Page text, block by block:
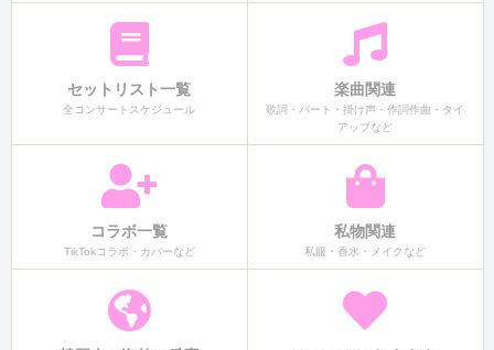
セットリスト一覧
全コンサートスケジュール
楽曲関連
歌詞・パート・掛け声・作詞作曲・タイ
アップなど
コラボ一覧
TikTokコラボ・カバーなど
私物関連
私服・香水・メイクなど